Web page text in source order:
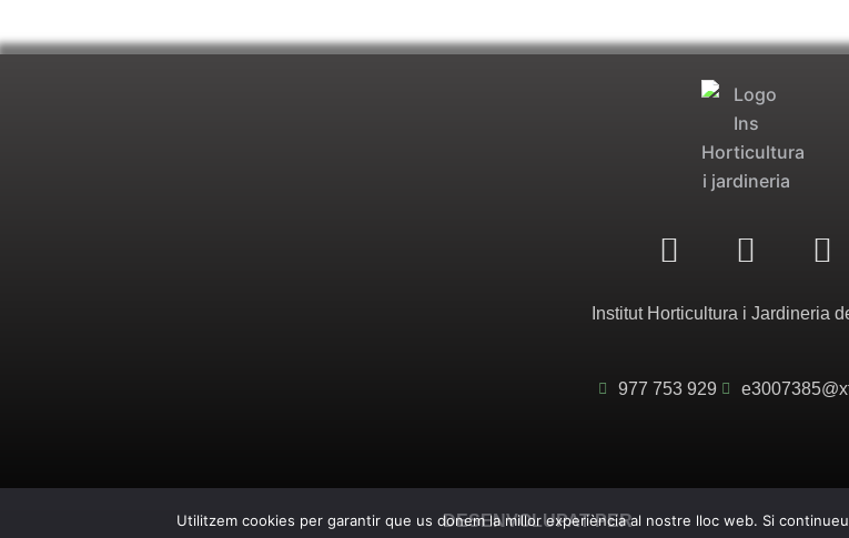
F
a
c
e
o
I
n
s
t
g
m
Y
o
u
t
b
Institut Horticultura i Jardineria
977 753 929
DESENVOLUPAT PER
Utilitzem cookies per garantir que us donem la millor experiència al nostre lloc web. Si